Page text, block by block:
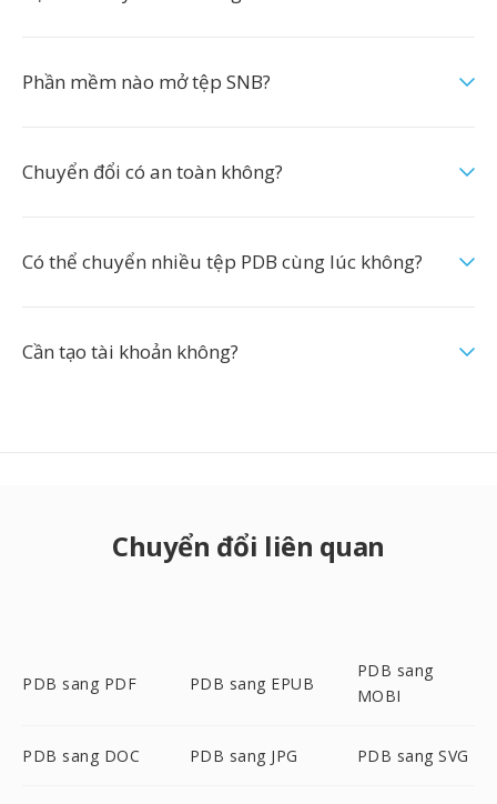
Phần mềm nào mở tệp SNB?
Chuyển đổi có an toàn không?
Có thể chuyển nhiều tệp PDB cùng lúc không?
Cần tạo tài khoản không?
Chuyển đổi liên quan
PDB sang PDF PDB sang EPUB
PDB sang
MOBI
PDB sang DOC PDB sang JPG PDB sang SVG